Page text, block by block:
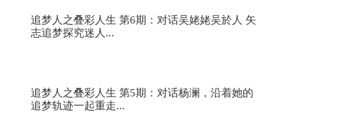
追梦人之叠彩人生 第6期：对话吴姥姥吴於人 矢
志追梦探究迷人...
追梦人之叠彩人生 第5期：对话杨澜，沿着她的
追梦轨迹一起重走...